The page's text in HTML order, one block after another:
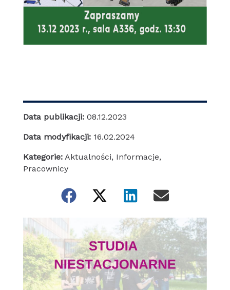
Data publikacji: 08.12.2023
Data modyfikacji: 16.02.2024
Kategorie: Aktualności, Informacje,
Pracownicy